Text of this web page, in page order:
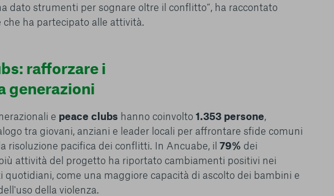
Consenti tutti
dato strumenti per sognare oltre il conflitto”, ha raccontato
che ha partecipato alle attività.
rafforzare i
generazioni
e peace clubs hanno coinvolto 1.353 persone,
tra giovani, anziani e leader locali per affrontare sfide comuni
risoluzione pacifica dei conflitti. In Ancuabe, il 79% dei
attività del progetto ha riportato cambiamenti positivi nei
quotidiani, come una maggiore capacità di ascolto dei bambini e
della violenza.